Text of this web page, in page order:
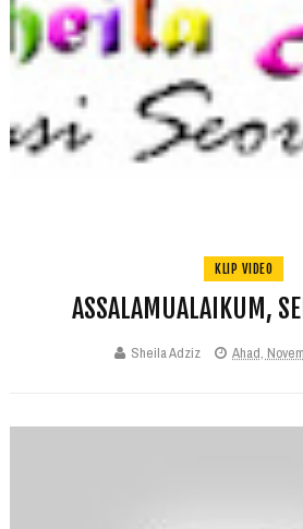
KLIP VIDEO
ASSALAMUALAIKUM,
Sheila Adziz Ahad,